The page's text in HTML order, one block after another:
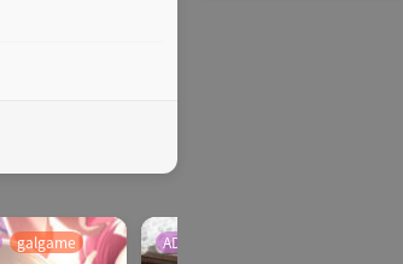
galgame ADV | AVG |PC